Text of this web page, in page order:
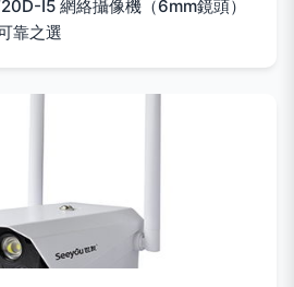
I5 網絡攝像機（6mm鏡頭）
靠之選